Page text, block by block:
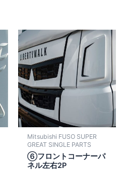
Mitsubishi FUSO SUPER
GREAT SINGLE PARTS
⑥フロントコーナーパ
ネル左右2P